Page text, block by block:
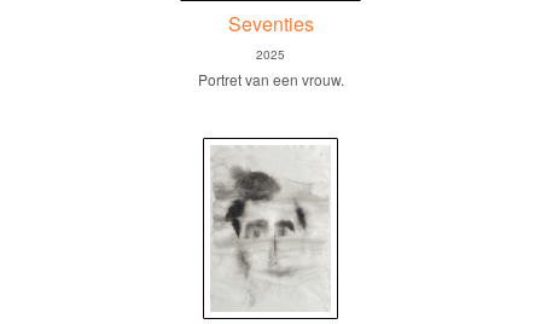
Seventies
2025
Portret van een vrouw.